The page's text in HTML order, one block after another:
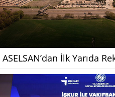
ASELSAN’dan İlk Yarıda